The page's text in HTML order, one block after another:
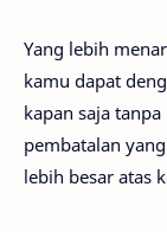
Yang lebih
kamu dapat
kapan saja
pembatalan
lebih besar atas